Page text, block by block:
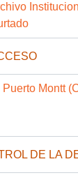
Puerto Montt
DE LA